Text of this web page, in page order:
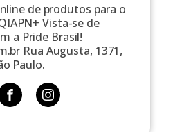
de produtos para o
Vista-se de
a Pride Brasil!
Rua Augusta, 1371,
Paulo.